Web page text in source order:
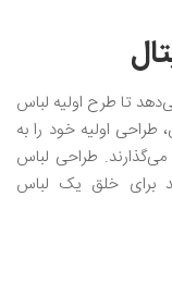
تا طرح اولیه لباس
اولیه خود را به
طراحی لباس
برای خلق یک لباس